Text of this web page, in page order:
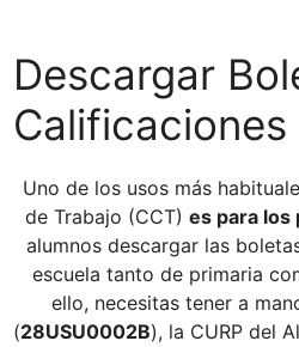
Descargar
Calificaciones
Uno de los usos más
de Trabajo (CCT) es para los
alumnos descargar las
escuela tanto de primaria
ello, necesitas tener a
(28USU0002B), la CURP del